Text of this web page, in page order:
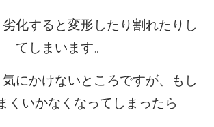
化すると変形したり割れたりし
てしまいます。
にかけないところですが、もし
くいかなくなってしまったら